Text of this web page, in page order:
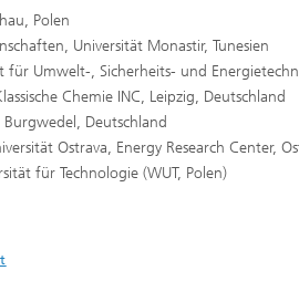
Polen
Universität Monastir, Tunesien
Umwelt-, Sicherheits- und
Chemie INC, Leipzig, Deutschland
Burgwedel, Deutschland
Ostrava, Energy Research Center,
für Technologie (WUT, Polen)